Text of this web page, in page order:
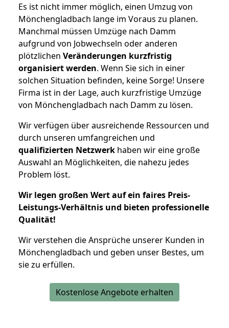
Es ist nicht immer möglich, einen Umzug von
Mönchengladbach lange im Voraus zu planen.
Manchmal müssen Umzüge nach Damm
aufgrund von Jobwechseln oder anderen
plötzlichen Veränderungen kurzfristig
organisiert werden. Wenn Sie sich in einer
solchen Situation befinden, keine Sorge! Unsere
Firma ist in der Lage, auch kurzfristige Umzüge
von Mönchengladbach nach Damm zu lösen.
Wir verfügen über ausreichende Ressourcen und
durch unseren umfangreichen und
qualifizierten Netzwerk haben wir eine große
Auswahl an Möglichkeiten, die nahezu jedes
Problem löst.
Wir legen großen Wert auf ein faires Preis-
Leistungs-Verhältnis und bieten professionelle
Qualität!
Wir verstehen die Ansprüche unserer Kunden in
Mönchengladbach und geben unser Bestes, um
sie zu erfüllen.
Kostenlose Angebote erhalten